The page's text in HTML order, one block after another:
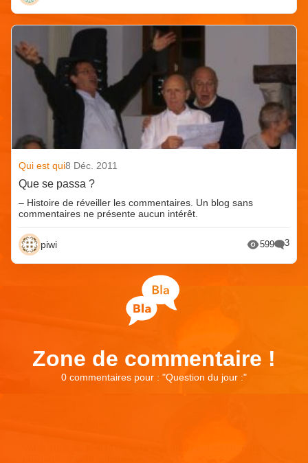
Qui est qui8 Déc. 2011
Que se passa ?
– Histoire de réveiller les commentaires. Un blog sans
commentaires ne présente aucun intérêt.
piwi 599 3
Zone de commentaire !
0 commentaires pour : "Question du jour :"